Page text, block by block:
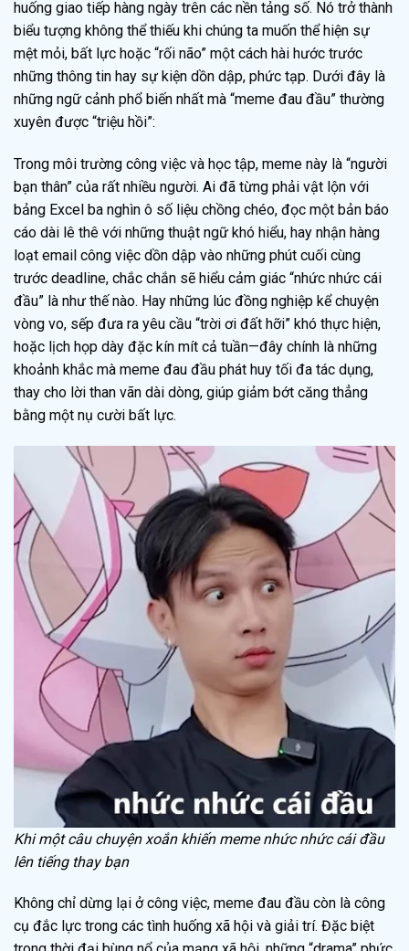
huống giao tiếp hàng ngày trên các nền tảng số. Nó trở thành
biểu tượng không thể thiếu khi chúng ta muốn thể hiện sự
mệt mỏi, bất lực hoặc “rối não” một cách hài hước trước
những thông tin hay sự kiện dồn dập, phức tạp. Dưới đây là
những ngữ cảnh phổ biến nhất mà “meme đau đầu” thường
xuyên được “triệu hồi”:
Trong môi trường công việc và học tập, meme này là “người
bạn thân” của rất nhiều người. Ai đã từng phải vật lộn với
bảng Excel ba nghìn ô số liệu chồng chéo, đọc một bản báo
cáo dài lê thê với những thuật ngữ khó hiểu, hay nhận hàng
loạt email công việc dồn dập vào những phút cuối cùng
trước deadline, chắc chắn sẽ hiểu cảm giác “nhức nhức cái
đầu” là như thế nào. Hay những lúc đồng nghiệp kể chuyện
vòng vo, sếp đưa ra yêu cầu “trời ơi đất hỡi” khó thực hiện,
hoặc lịch họp dày đặc kín mít cả tuần—đây chính là những
khoảnh khắc mà meme đau đầu phát huy tối đa tác dụng,
thay cho lời than vãn dài dòng, giúp giảm bớt căng thẳng
bằng một nụ cười bất lực.
Khi một câu chuyện xoắn khiến meme nhức nhức cái đầu
lên tiếng thay bạn
Không chỉ dừng lại ở công việc, meme đau đầu còn là công
cụ đắc lực trong các tình huống xã hội và giải trí. Đặc biệt